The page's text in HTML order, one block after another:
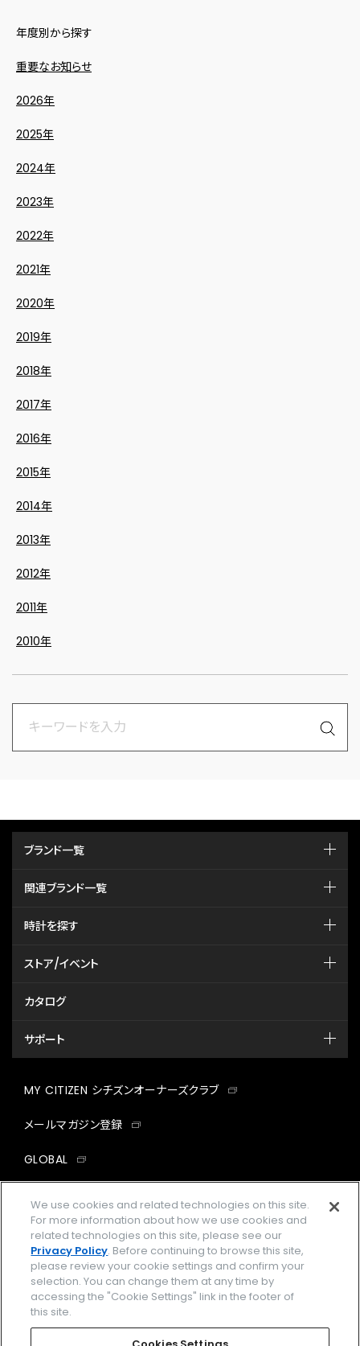
年度別から探す
重要なお知らせ
2026年
2025年
2024年
2023年
2022年
2021年
2020年
2019年
2018年
2017年
2016年
2015年
2014年
2013年
2012年
2011年
2010年
ブランド一覧
関連ブランド一覧
時計を探す
ストア/イベント
カタログ
サポート
MY CITIZEN シチズンオーナーズクラブ
メールマガジン登録
GLOBAL
facebookinstagramtwitter
企業情報 ご利用規約
プライバシーポリシー Cookies Settings
We use cookies and related technologies on this site.
For more information about how we use cookies and
related technologies on this site, please see our
Privacy Policy. Before continuing to browse this site,
please review your cookie settings and confirm your
selection. You can change them at any time by
accessing the "Cookie Settings" link in the footer of
this site.